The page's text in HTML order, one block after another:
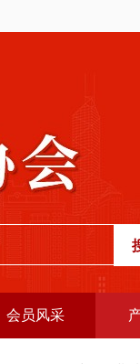
会员风采